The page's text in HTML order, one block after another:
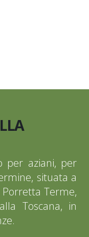
per aziani, per
situata a
Porretta Terme,
Toscana, in